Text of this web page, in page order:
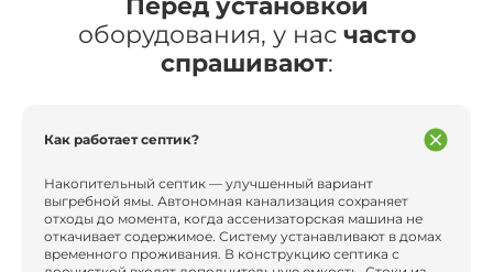
Перед установкой
оборудования, у нас часто
спрашивают:
Как работает септик?
Накопительный септик — улучшенный вариант
выгребной ямы. Автономная канализация сохраняет
отходы до момента, когда ассенизаторская машина не
откачивает содержимое. Систему устанавливают в домах
временного проживания. В конструкцию септика с